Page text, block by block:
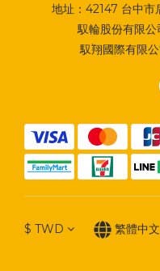
地址： 42147 台中市
馭輪股份有限
馭翔國際有限
$ TWD 繁體中文